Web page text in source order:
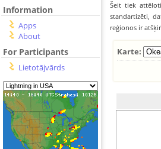
Information
Apps
About
For Participants
Lietotājvārds
Šeit tiek
standartizēti,
reģionos ir
Karte: